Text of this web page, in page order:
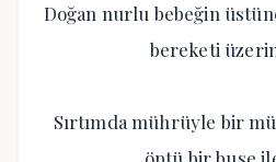
Doğan nurlu bebeğin
bereketi
Sırtımda mührüyle bir